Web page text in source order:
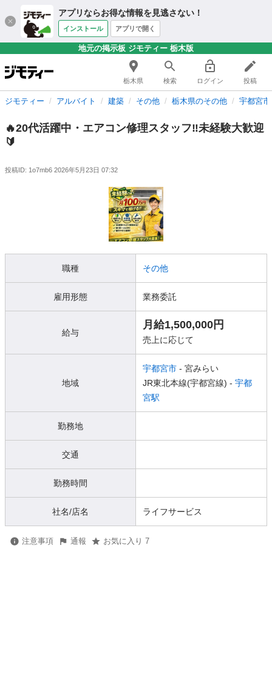
アプリならお得な情報を見逃さない！
インストール アプリで開く
地元の掲示板 ジモティー 栃木版
栃木県 検索 ログイン 投稿
ジモティー アルバイト 建築 その他 栃木県のその他 宇都宮
🔥20代活躍中・エアコン修理スタッフ‼️未経験大歓迎
🔰
投稿ID: 1o7mb6 2026年5月23日 07:32
職種 その他
雇用形態 業務委託
給与
月給1,500,000円
売上に応じて
地域
宇都宮市 - 宮みらい
JR東北本線(宇都宮線) - 宇都
宮駅
勤務地
交通
勤務時間
社名/店名 ライフサービス
注意事項 通報 お気に入り 7